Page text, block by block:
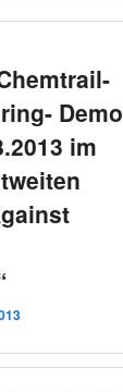
Demo
im